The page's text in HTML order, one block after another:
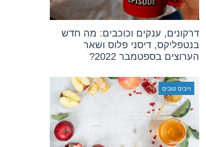
דרקונים, ענקים וכוכבים: מה חדש
בנטפליקס, דיסני פלוס ושאר
הערוצים בספטמבר 2022?
וייבים טובים